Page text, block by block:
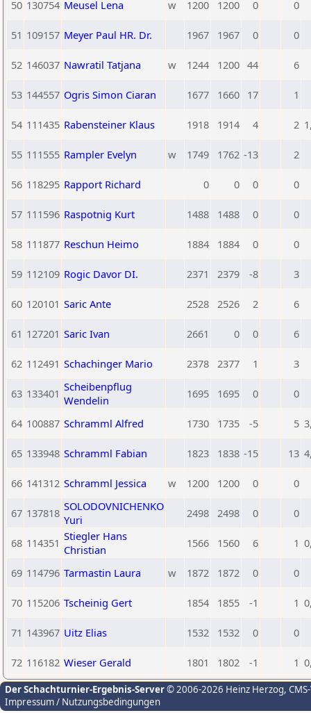
50 130754 Meusel Lena w 1200 1200 0 0
51 109157 Meyer Paul HR. Dr. 1967 1967 0 0
52 146037 Nawratil Tatjana w 1244 1200 44 6
53 144557 Ogris Simon Ciaran 1677 1660 17 1
54 111435 Rabensteiner Klaus 1918 1914 4 2
55 111555 Rampler Evelyn w 1749 1762 -13 2
56 118295 Rapport Richard 0 0 0 0
57 111596 Raspotnig Kurt 1488 1488 0 0
58 111877 Reschun Heimo 1884 1884 0 0
59 112109 Rogic Davor DI. 2371 2379 -8 3
60 120101 Saric Ante 2528 2526 2 6
61 127201 Saric Ivan 2661 0 0 6
62 112491 Schachinger Mario 2378 2377 1 3
63 133401 Scheibenpflug
Wendelin
1695 1695 0 0
64 100887 Schramml Alfred 1730 1735 -5 5
65 133948 Schramml Fabian 1823 1838 -15 13
66 141312 Schramml Jessica w 1200 1200 0 0
67 137818 SOLODOVNICHENKO
Yuri
2498 2498 0 0
68 114351 Stiegler Hans
Christian
1566 1560 6 1
69 114796 Tarmastin Laura w 1872 1872 0 0
70 115206 Tscheinig Gert 1854 1855 -1 1
71 143967 Uitz Elias 1532 1532 0 0
72 116182 Wieser Gerald 1801 1802 -1 1
Der Schachturnier-Ergebnis-Server© 2006-2026 Heinz Herzog,
Impressum / Nutzungsbedingungen